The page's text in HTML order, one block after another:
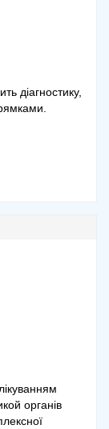
діагностику,
органів